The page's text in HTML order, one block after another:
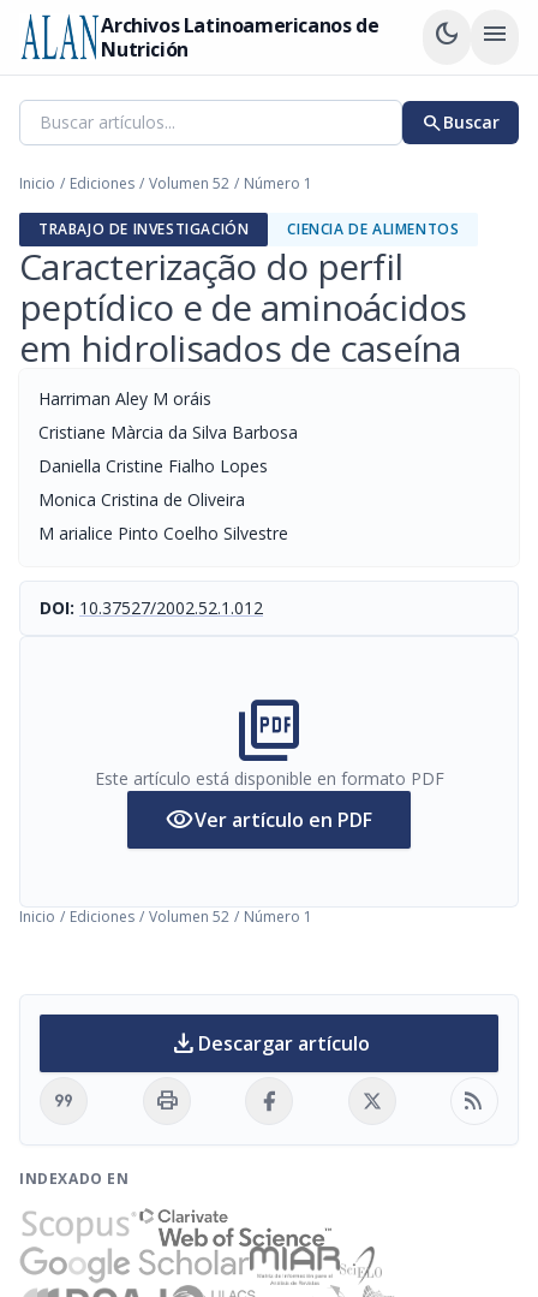
Archivos Latinoamericanos de
Nutrición
dark_mode menu
searchBuscar
Inicio / Ediciones / Volumen 52 / Número 1
TRABAJO DE INVESTIGACIÓN CIENCIA DE ALIMENTOS
Caracterização do perfil
peptídico e de aminoácidos
em hidrolisados de caseína
Harriman Aley M oráis
Cristiane Màrcia da Silva Barbosa
Daniella Cristine Fialho Lopes
Monica Cristina de Oliveira
M arialice Pinto Coelho Silvestre
DOI: 10.37527/2002.52.1.012
picture_as_pdf
Este artículo está disponible en formato PDF
visibilityVer artículo en PDF
Inicio / Ediciones / Volumen 52 / Número 1
download Descargar artículo
format_quote print rss_feed
INDEXADO EN